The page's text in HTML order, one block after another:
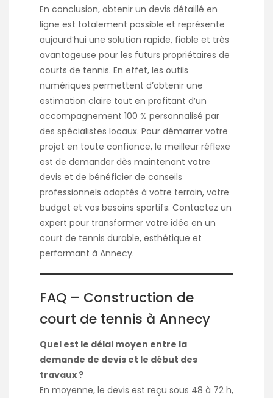
En conclusion, obtenir un devis détaillé en
ligne est totalement possible et représente
aujourd’hui une solution rapide, fiable et très
avantageuse pour les futurs propriétaires de
courts de tennis. En effet, les outils
numériques permettent d’obtenir une
estimation claire tout en profitant d’un
accompagnement 100 % personnalisé par
des spécialistes locaux. Pour démarrer votre
projet en toute confiance, le meilleur réflexe
est de demander dès maintenant votre
devis et de bénéficier de conseils
professionnels adaptés à votre terrain, votre
budget et vos besoins sportifs. Contactez un
expert pour transformer votre idée en un
court de tennis durable, esthétique et
performant à Annecy.
FAQ – Construction de
court de tennis à Annecy
Quel est le délai moyen entre la
demande de devis et le début des
travaux ?
En moyenne, le devis est reçu sous 48 à 72 h,